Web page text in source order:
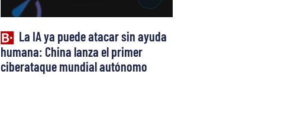
La IA ya puede atacar sin ayuda
humana: China lanza el primer
ciberataque mundial autónomo